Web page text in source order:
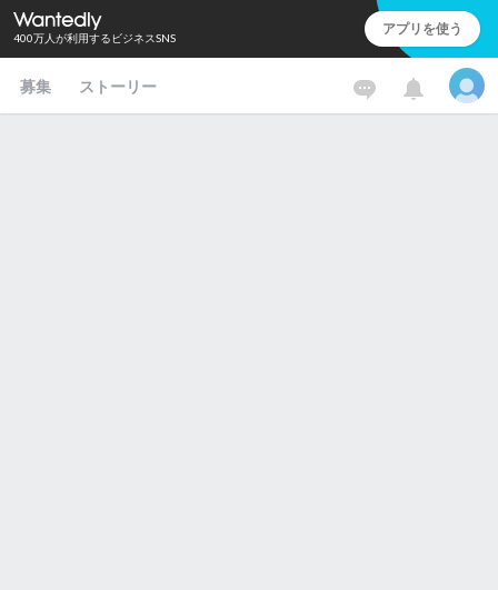
400万人が利用するビジネスSNS アプリを使う
募集 ストーリー